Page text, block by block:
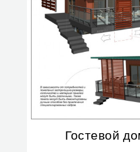
Гостевой